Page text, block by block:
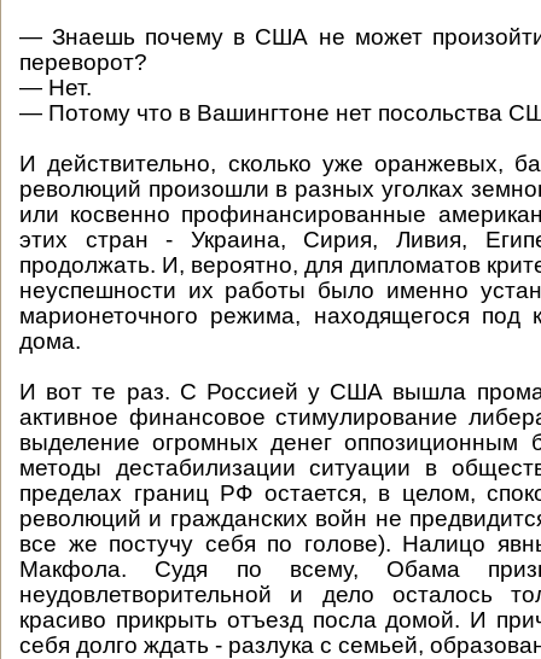
— Знаешь почему в США не может произойти
переворот?
— Нет.
— Потому что в Вашингтоне нет посольства
И действительно, сколько уже оранжевых,
революций произошли в разных уголках
или косвенно профинансированные
этих стран - Украина, Сирия, Ливия,
продолжать. И, вероятно, для дипломатов
неуспешности их работы было именно
марионеточного режима, находящегося под
дома.
И вот те раз. С Россией у США вышла
активное финансовое стимулирование
выделение огромных денег оппозиционным
методы дестабилизации ситуации в
пределах границ РФ остается, в целом,
революций и гражданских войн не
все же постучу себя по голове). Налицо
Макфола. Судя по всему, Обама
неудовлетворительной и дело осталось
красиво прикрыть отъезд посла домой. И
себя долго ждать - разлука с семьей,